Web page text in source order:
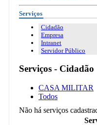
Serviços
Cidadão
Empresa
Intranet
Servidor Público
Serviços - Cidadão
CASA MILITAR
Todos
Não há serviços